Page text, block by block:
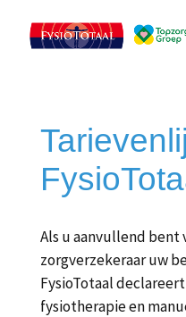
Als u aanvullend
zorgverzekeraar uw
FysioTotaal
fysiotherapie en